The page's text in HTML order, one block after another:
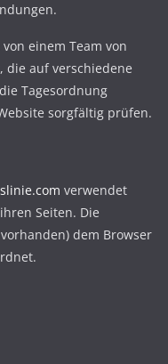
einem Team von
die auf verschiedene
Tagesordnung
sorgfältig prüfen.
verwendet
Seiten. Die
dem Browser